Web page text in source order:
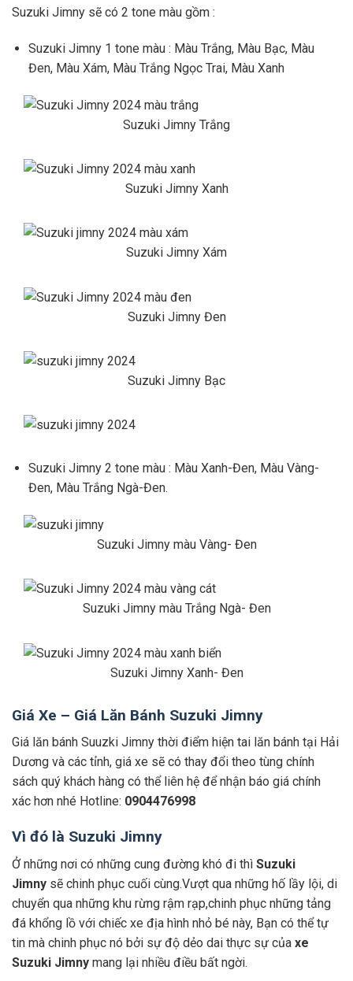
Suzuki Jimny sẽ có 2 tone màu gồm :
Suzuki Jimny 1 tone màu : Màu Trắng, Màu Bạc, Màu
Đen, Màu Xám, Màu Trắng Ngọc Trai, Màu Xanh
Suzuki Jimny Trắng
Suzuki Jimny Xanh
Suzuki Jimny Xám
Suzuki Jimny Đen
Suzuki Jimny Bạc
Suzuki Jimny 2 tone màu : Màu Xanh-Đen, Màu Vàng-
Đen, Màu Trắng Ngà-Đen.
Suzuki Jimny màu Vàng- Đen
Suzuki Jimny màu Trắng Ngà- Đen
Suzuki Jimny Xanh- Đen
Giá Xe – Giá Lăn Bánh Suzuki Jimny
Giá lăn bánh Suuzki Jimny thời điểm hiện tai lăn bánh tại Hải
Dương và các tỉnh, giá xe sẽ có thay đổi theo tùng chính
sách quý khách hàng có thể liên hệ để nhận báo giá chính
xác hơn nhé Hotline: 0904476998
Vì đó là Suzuki Jimny
Ở những nơi có những cung đường khó đi thì Suzuki
Jimny sẽ chinh phục cuối cùng.Vượt qua những hố lầy lội, di
chuyển qua những khu rừng rậm rạp,chinh phục những tảng
đá khổng lồ với chiếc xe địa hình nhỏ bé này, Bạn có thể tự
tin mà chinh phục nó bởi sự độ dẻo dai thực sự của xe
Suzuki Jimny mang lại nhiều điều bất ngời.